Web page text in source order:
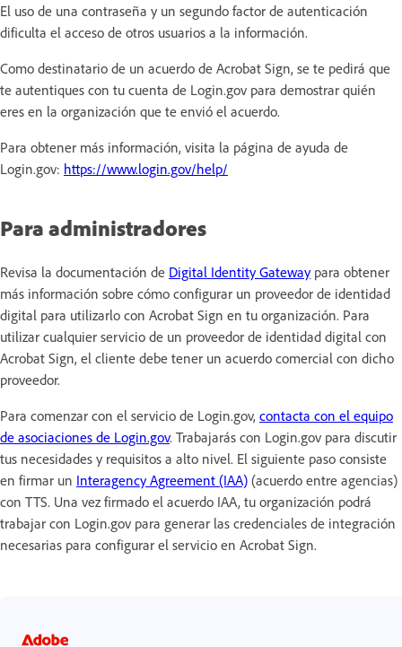
El uso de una contraseña y un segundo factor de autenticación
dificulta el acceso de otros usuarios a la información.
Como destinatario de un acuerdo de Acrobat Sign, se te pedirá que
te autentiques con tu cuenta de Login.gov para demostrar quién
eres en la organización que te envió el acuerdo.
Para obtener más información, visita la página de ayuda de
Login.gov: https://www.login.gov/help/
Para administradores
Revisa la documentación de Digital Identity Gatewaypara obtener
más información sobre cómo configurar un proveedor de identidad
digital para utilizarlo con Acrobat Sign en tu organización. Para
utilizar cualquier servicio de un proveedor de identidad digital con
Acrobat Sign, el cliente debe tener un acuerdo comercial con dicho
proveedor.
Para comenzar con el servicio de Login.gov, contacta con el equipo
de asociaciones de Login.gov. Trabajarás con Login.gov para discutir
tus necesidades y requisitos a alto nivel. El siguiente paso consiste
en firmar un Interagency Agreement (IAA) (acuerdo entre agencias)
con TTS. Una vez firmado el acuerdo IAA, tu organización podrá
trabajar con Login.gov para generar las credenciales de integración
necesarias para configurar el servicio en Acrobat Sign.